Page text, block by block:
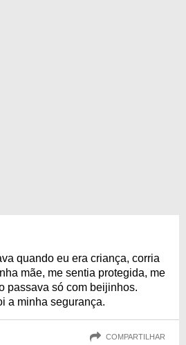
quando eu era criança, corria
mãe, me sentia protegida, me
passava só com beijinhos.
a minha segurança.
COMPARTILHAR